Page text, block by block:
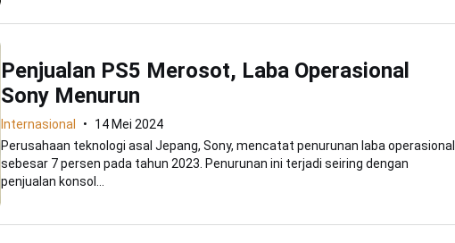
Penjualan PS5 Merosot, Laba Operasional
Sony Menurun
Internasional
14 Mei 2024
Perusahaan teknologi asal Jepang, Sony, mencatat penurunan laba operasional
sebesar 7 persen pada tahun 2023. Penurunan ini terjadi seiring dengan
penjualan konsol...